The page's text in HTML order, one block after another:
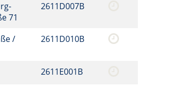
71
2611D007B
/
2611D010B
2611E001B